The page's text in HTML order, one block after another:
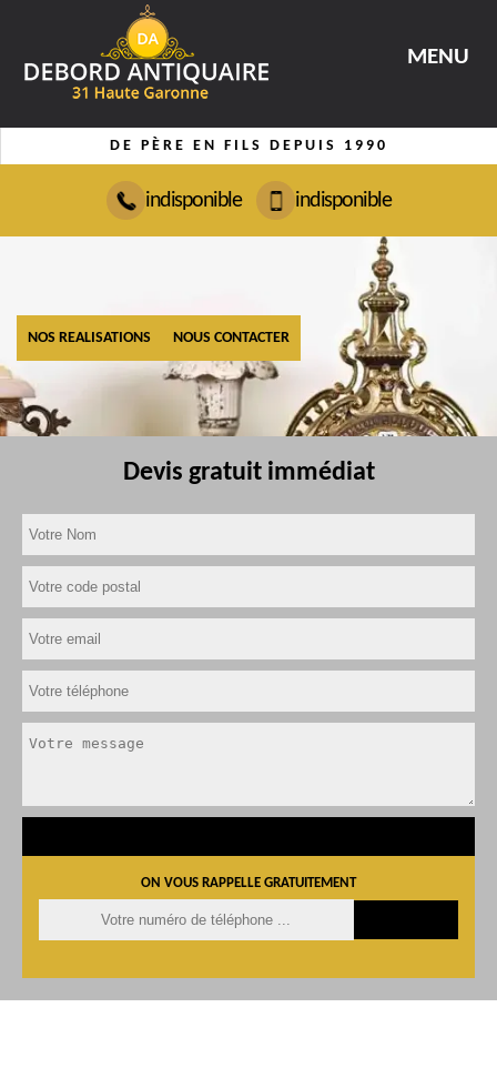
MENU
DE PÈRE EN FILS DEPUIS 1990
indisponible indisponible
NOS REALISATIONS NOUS CONTACTER
Devis gratuit immédiat
ON VOUS RAPPELLE GRATUITEMENT